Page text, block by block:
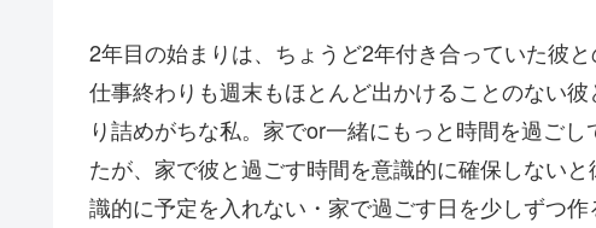
2年目の始まりは、ちょうど2年付き合っていた彼
仕事終わりも週末もほとんど出かけることのない
り詰めがちな私。家でor一緒にもっと時間を過ご
たが、家で彼と過ごす時間を意識的に確保しない
識的に予定を入れない・家で過ごす日を少しずつ作